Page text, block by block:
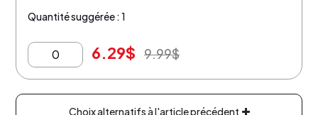
Quantité suggérée : 1
6.29$ 9.99$
Choix alternatifs à l'article précédent